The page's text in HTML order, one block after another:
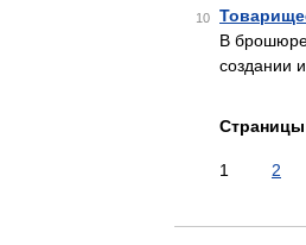
10
В брошюре
создании
Страницы
1 2